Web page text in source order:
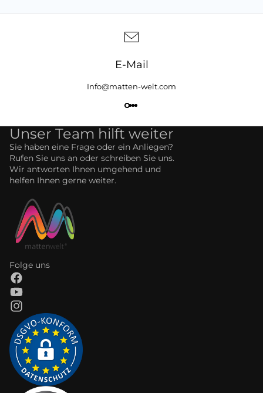
E-Mail
Info@matten-welt.com
Unser Team hilft weiter
Sie haben eine Frage oder ein Anliegen?
Rufen Sie uns an oder schreiben Sie uns.
Wir antworten Ihnen umgehend und
helfen Ihnen gerne weiter.
Folge uns